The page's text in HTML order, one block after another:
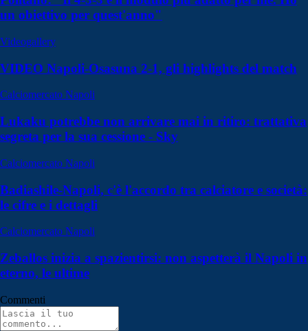
un obiettivo per quest'anno"
Videogallery
VIDEO Napoli-Osasuna 2-1, gli highlights del match
Calciomercato Napoli
Lukaku potrebbe non arrivare mai in ritiro: trattativa
segreta per la sua cessione - Sky
Calciomercato Napoli
Badiashile-Napoli, c'è l'accordo tra calciatore e società:
le cifre e i dettagli
Calciomercato Napoli
Zeballos inizia a spazientirsi: non aspetterà il Napoli in
eterno, le ultime
Commenti